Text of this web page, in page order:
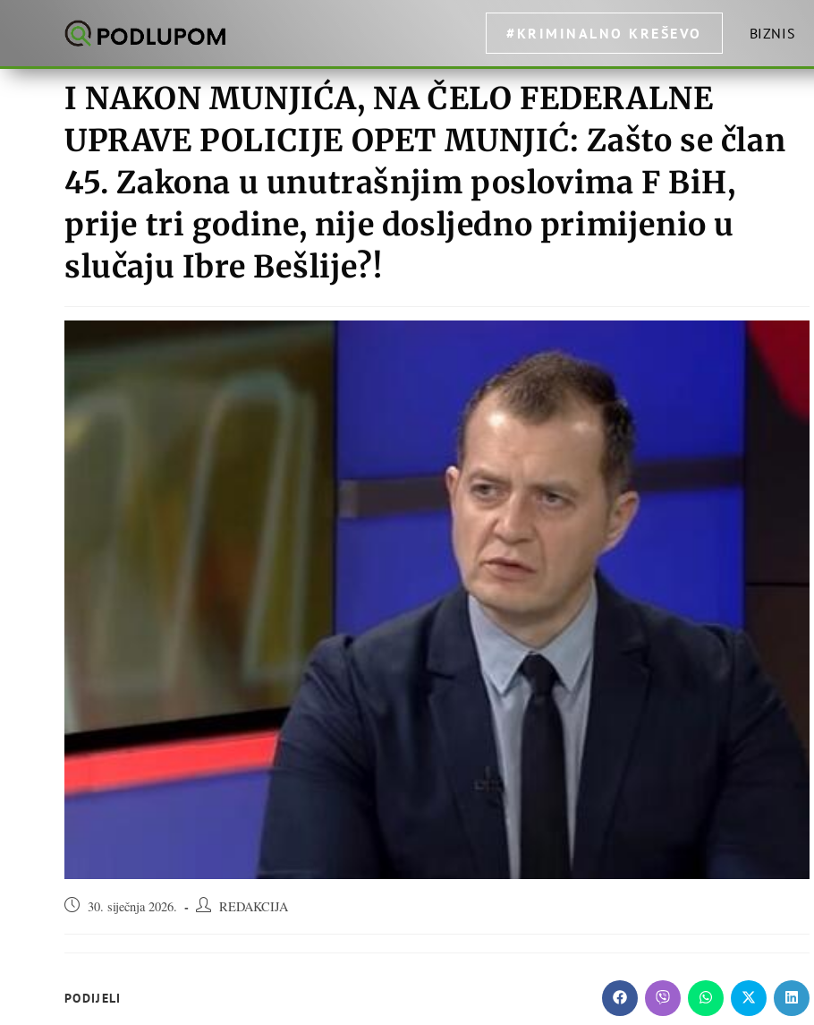
#KRIMINALNO KREŠEVO BIZNIS
I NAKON MUNJIĆA, NA ČELO FEDERALNE
UPRAVE POLICIJE OPET MUNJIĆ: Zašto se član
45. Zakona u unutrašnjim poslovima F BiH,
prije tri godine, nije dosljedno primijenio u
slučaju Ibre Bešlije?!
Objava30. siječnja 2026.
AutorREDAKCIJA
PODIJELI Opens
in
Opens
in
Opens
in
Opens
in
Opens
in